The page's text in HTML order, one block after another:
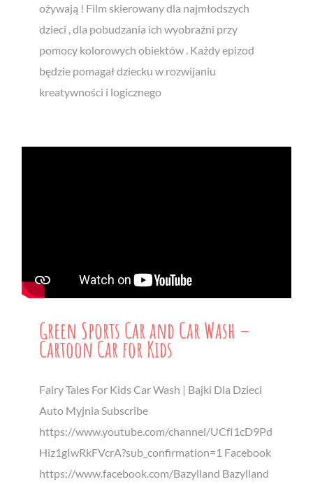
ożywają ! Film skierowany dla najmłodszych
dzieci , dla pobudzania ich wyobraźni przy
pomocy kolorowych obiektów . Każdy epizod
będzie pomagał dziecku w rozwijaniu
kreatywności i logicznego
Green Sports Car and Car Wash –
Cartoon Car for Kids
Fairy Tales For Kids Car Wash | Bajki Dla Dzieci
Auto Myjnia Subscribe
https://www.youtube.com/channel/UCfI1cD9Pd
Hiz1gIwRkFVcrA?sub_confirmation=1 Facebook
https://www.facebook.com/Bazylland Bazylland